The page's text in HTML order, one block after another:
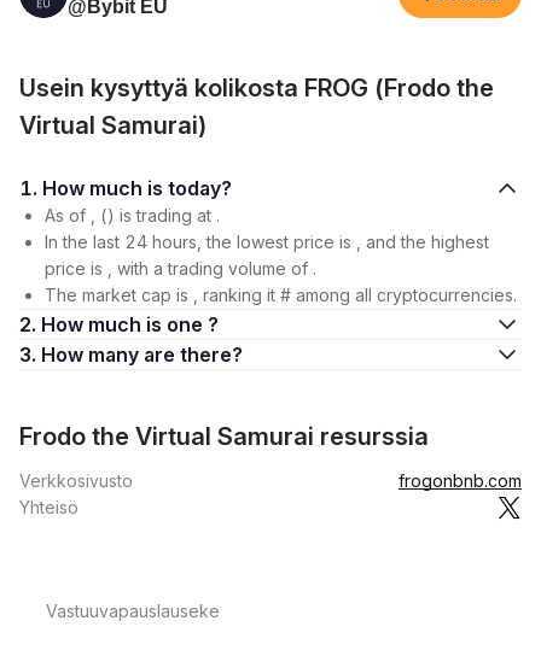
@Bybit EU
Usein kysyttyä kolikosta FROG (Frodo the
Virtual Samurai)
1. How much is today?
As of , () is trading at .
In the last 24 hours, the lowest price is , and the highest
price is , with a trading volume of .
The market cap is , ranking it # among all cryptocurrencies.
2. How much is one ?
3. How many are there?
Frodo the Virtual Samurai resurssia
Verkkosivusto
frogonbnb.com
Yhteisö
Vastuuvapauslauseke